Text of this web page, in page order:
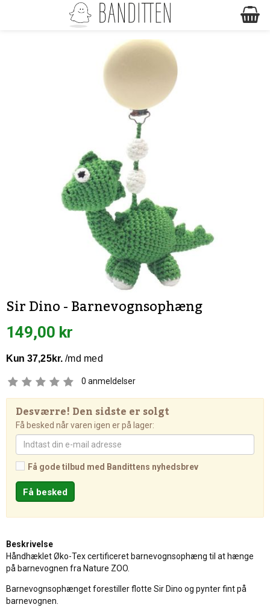
Sir Dino - Barnevognsophæng
149,00 kr
0 anmeldelser
Desværre! Den sidste er solgt
Få besked når varen igen er på lager:
Få gode tilbud med Bandittens nyhedsbrev
Beskrivelse
Håndhæklet Øko-Tex certificeret barnevognsophæng til at hænge
på barnevognen fra Nature ZOO.
Barnevognsophænget forestiller flotte Sir Dino og pynter fint på
barnevognen.